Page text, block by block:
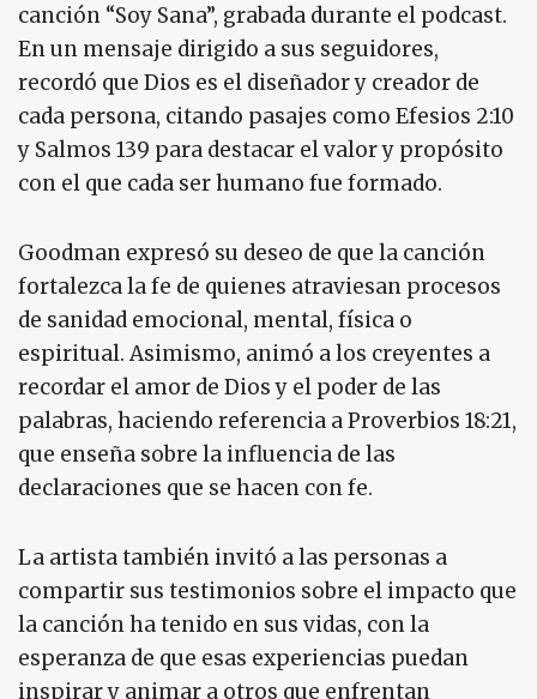
canción “Soy Sana”, grabada durante el podcast.
En un mensaje dirigido a sus seguidores,
recordó que Dios es el diseñador y creador de
cada persona, citando pasajes como Efesios 2:10
y Salmos 139 para destacar el valor y propósito
con el que cada ser humano fue formado.
Goodman expresó su deseo de que la canción
fortalezca la fe de quienes atraviesan procesos
de sanidad emocional, mental, física o
espiritual. Asimismo, animó a los creyentes a
recordar el amor de Dios y el poder de las
palabras, haciendo referencia a Proverbios 18:21,
que enseña sobre la influencia de las
declaraciones que se hacen con fe.
La artista también invitó a las personas a
compartir sus testimonios sobre el impacto que
la canción ha tenido en sus vidas, con la
esperanza de que esas experiencias puedan
inspirar y animar a otros que enfrentan